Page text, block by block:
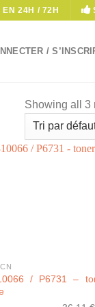
EN 24H / 72H
/
Showing all 3
/ P6731 –